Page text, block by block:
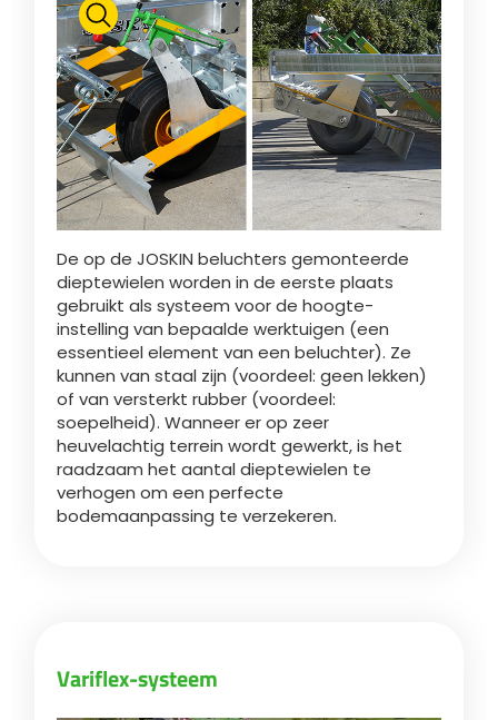
Български
Eesti keel
Slovenija
Lietuvių kalba
Česká republika
Srpski
Yкраїнська мова
De op de JOSKIN beluchters gemonteerde
dieptewielen worden in de eerste plaats
gebruikt als systeem voor de hoogte-
instelling van bepaalde werktuigen (een
essentieel element van een beluchter). Ze
kunnen van staal zijn (voordeel: geen lekken)
of van versterkt rubber (voordeel:
soepelheid). Wanneer er op zeer
heuvelachtig terrein wordt gewerkt, is het
raadzaam het aantal dieptewielen te
verhogen om een perfecte
bodemaanpassing te verzekeren.
Variflex-systeem